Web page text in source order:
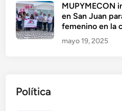
MUPYMECON
en San Juan
femenino en la
mayo 19, 2025
Política